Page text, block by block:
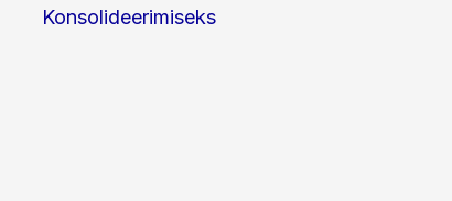
Konsolideerimiseks